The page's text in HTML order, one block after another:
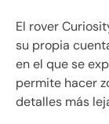
El rover
su propia
en el que se
permite hacer
detalles más